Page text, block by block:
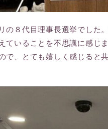
の８代目理事長選挙でした
ていることを不思議に感じ
で、とても嬉しく感じる